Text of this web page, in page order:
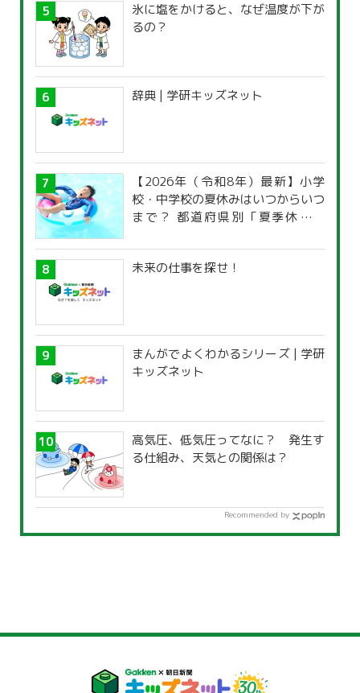
氷に塩をかけると、なぜ温度が下が
るの？
辞典 | 学研キッズネット
【2026年（令和8年）最新】小学
校・中学校の夏休みはいつからいつ
まで？ 都道府県別「夏季休暇一
未来の仕事を探せ！
まんがでよくわかるシリーズ | 学研
キッズネット
高気圧、低気圧ってなに？ 発生す
る仕組み、天気との関係は？
Recommended by